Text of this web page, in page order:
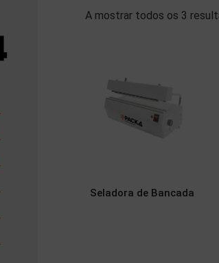
A mostrar todos os 3
Seladora de Bancada